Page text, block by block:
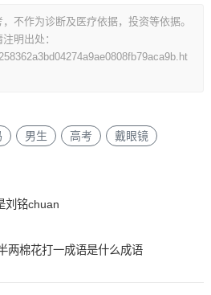
不作为诊断及医疗依据，投资等依据。
明出处：
男生 高考 戴眼镜
刘铭chuan
两棉花打一成语是什么成语